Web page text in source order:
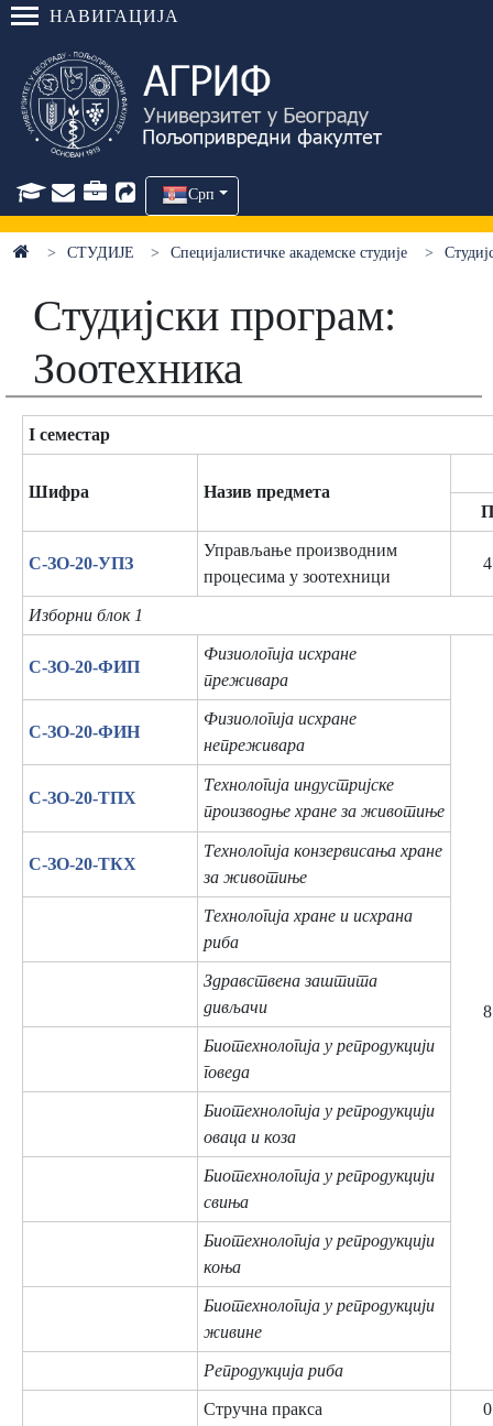
НАВИГАЦИЈА
Срп
СТУДИЈЕ Специјалистичке академске студије
Студијски програм:
Зоотехника
I семестар
Шифра
Назив предмета
П
C-ЗО-20-УПЗ
Управљање производним
процесима у зоотехници
4
Изборни блок 1
C-ЗО-20-ФИП
Физиологија исхране
преживара
8
C-ЗО-20-ФИН
Физиологија исхране
непреживара
C-ЗО-20-ТПХ
Технологија индустријске
производње хране за животиње
C-ЗО-20-ТКХ
Технологија конзервисања хране
за животиње
Технологија хране и исхрана
риба
Здравствена заштита
дивљачи
Биотехнологија у репродукцији
говеда
Биотехнологија у репродукцији
оваца и коза
Биотехнологија у репродукцији
свиња
Биотехнологија у репродукцији
коња
Биотехнологија у репродукцији
живине
Репродукција риба
Стручна пракса 0